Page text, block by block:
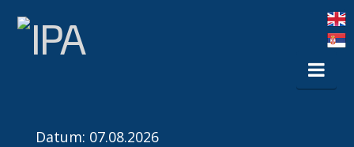
Datum: 07.08.2026